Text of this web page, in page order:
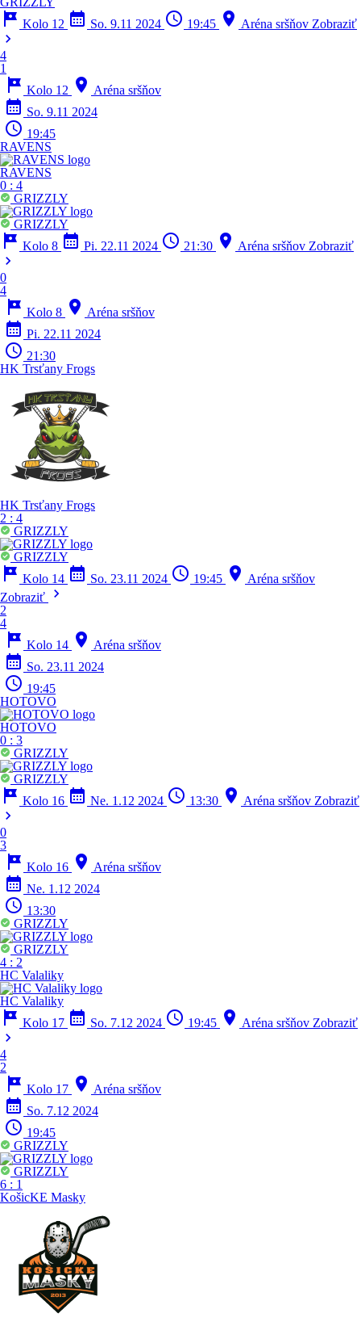
tour Kolo 12 calendar_month So. 9.11 2024 schedule 19:45 location_on Aréna sršňov Zobraziť
chevron_right
4
1
tour Kolo 12 location_on Aréna sršňov
calendar_month So. 9.11 2024
schedule 19:45
RAVENS
RAVENS
0 : 4
GRIZZLY
GRIZZLY
tour Kolo 8 calendar_month Pi. 22.11 2024 schedule 21:30 location_on Aréna sršňov Zobraziť
chevron_right
0
4
tour Kolo 8 location_on Aréna sršňov
calendar_month Pi. 22.11 2024
schedule 21:30
HK Trsťany Frogs
HK Trsťany Frogs
2 : 4
GRIZZLY
GRIZZLY
tour Kolo 14 calendar_month So. 23.11 2024 schedule 19:45 location_on Aréna sršňov
Zobraziť
chevron_right
2
4
tour Kolo 14 location_on Aréna sršňov
calendar_month So. 23.11 2024
schedule 19:45
HOTOVO
HOTOVO
0 : 3
GRIZZLY
GRIZZLY
tour Kolo 16 calendar_month Ne. 1.12 2024 schedule 13:30 location_on Aréna sršňov Zobraziť
chevron_right
0
3
tour Kolo 16 location_on Aréna sršňov
calendar_month Ne. 1.12 2024
schedule 13:30
GRIZZLY
GRIZZLY
4 : 2
HC Valaliky
HC Valaliky
tour Kolo 17 calendar_month So. 7.12 2024 schedule 19:45 location_on Aréna sršňov Zobraziť
chevron_right
4
2
tour Kolo 17 location_on Aréna sršňov
calendar_month So. 7.12 2024
schedule 19:45
GRIZZLY
GRIZZLY
6 : 1
KošicKE Masky